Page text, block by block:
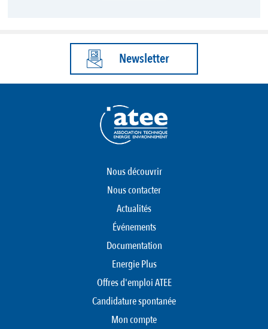
Newsletter
Nous découvrir
Nous contacter
Actualités
Événements
Documentation
Energie Plus
Offres d'emploi ATEE
Candidature spontanée
Mon compte